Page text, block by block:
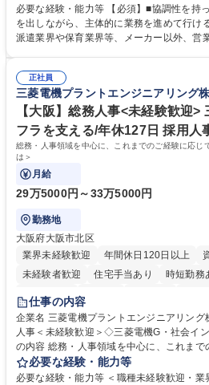
善をお任せ。 【教育制度】ご入社後、育成担当とペアになりながらOJTに
て業務を覚えていただくことが可能です。
れているため、スムーズに仕事に慣れるこ
募集職種 【大阪・京都・滋賀】営業事務 ※
必要な経験・能力等 【必須】■協調性を持
を出しながら、主体的に業務を進めて行け
派遣業界や保育業界等、メーカー以外、営
えて、お客様や社員の状況に合わせ、能動
待され。組織を支えるスペシャリストとし
社員から頼られる存在になることができま
務の持ち帰りも禁止されており、メリハリの
歴・資格 学歴：大学院 大学 高専 短大 語学
正社員
三菱電機プラントエンジニアリング
【大阪】総務人事<未経験歓迎>
フラを支える/年休127日 採用人
総務・人事領域を中心に、これまでのご経験に応じ
は＞
月給
29万5000円～33万5000円
勤務地
大阪府大阪市北区
業界未経験歓迎
年間休日120日以上
未経験者歓迎
住宅手当あり 時短勤務
退職金あり
駅近5分以内
土日祝休み 服装自由
仕事の内容
企業名 三菱電機プラントエンジニアリング株式会社 求人名
人事＜未経験歓迎＞◇三菱電機G・社会イン
の内容 総務・人事領域を中心に、これま
します。 ＜具体的には＞ ・総務/人事労務（給与・社保・勤怠管理など）
・採用・教育研修 ・福利厚生運用 など ※
必要な経験・能力等
必要な経験・能力等 ＜職種未経験歓迎・